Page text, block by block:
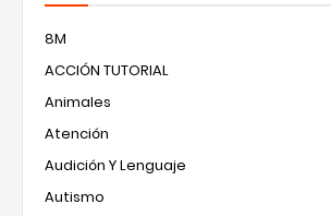
8M
ACCIÓN TUTORIAL
Animales
Atención
Audición Y Lenguaje
Autismo